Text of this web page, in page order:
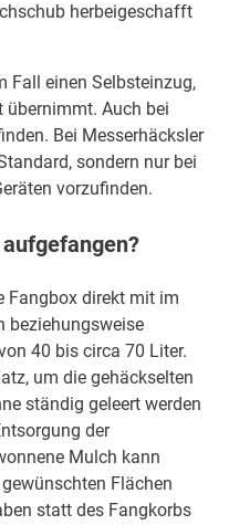
herbeigeschafft
Fall einen Selbsteinzug,
übernimmt. Auch bei
Bei Messerhäcksler
sondern nur bei
vorzufinden.
Fangbox direkt mit im
beziehungsweise
40 bis circa 70 Liter.
um die gehäckselten
ständig geleert werden
der
Mulch kann
Flächen
statt des Fangkorbs